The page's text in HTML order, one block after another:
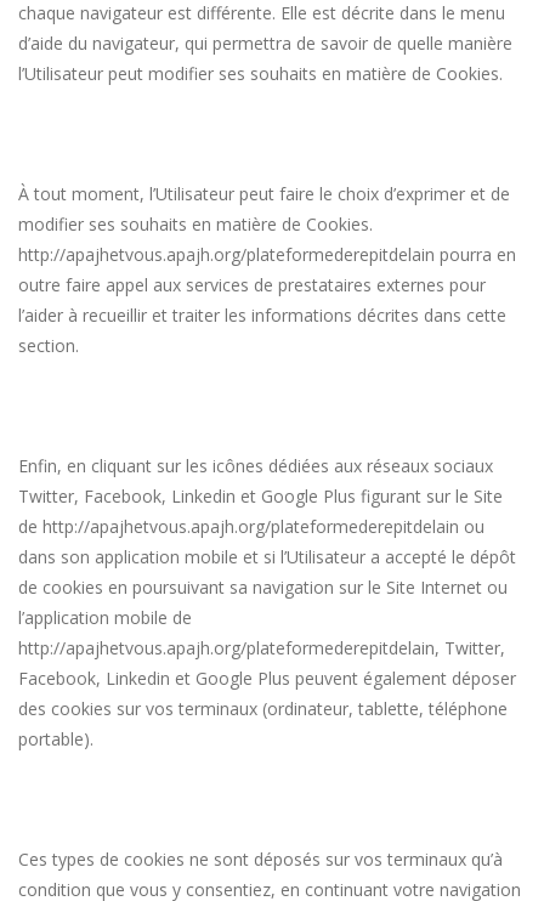
chaque navigateur est différente. Elle est décrite dans le menu
d’aide du navigateur, qui permettra de savoir de quelle manière
l’Utilisateur peut modifier ses souhaits en matière de Cookies.
À tout moment, l’Utilisateur peut faire le choix d’exprimer et de
modifier ses souhaits en matière de Cookies.
http://apajhetvous.apajh.org/plateformederepitdelain pourra en
outre faire appel aux services de prestataires externes pour
l’aider à recueillir et traiter les informations décrites dans cette
section.
Enfin, en cliquant sur les icônes dédiées aux réseaux sociaux
Twitter, Facebook, Linkedin et Google Plus figurant sur le Site
de http://apajhetvous.apajh.org/plateformederepitdelain ou
dans son application mobile et si l’Utilisateur a accepté le dépôt
de cookies en poursuivant sa navigation sur le Site Internet ou
l’application mobile de
http://apajhetvous.apajh.org/plateformederepitdelain, Twitter,
Facebook, Linkedin et Google Plus peuvent également déposer
des cookies sur vos terminaux (ordinateur, tablette, téléphone
portable).
Ces types de cookies ne sont déposés sur vos terminaux qu’à
condition que vous y consentiez, en continuant votre navigation